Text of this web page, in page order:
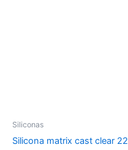
Siliconas
Silicona matrix cast clear 22